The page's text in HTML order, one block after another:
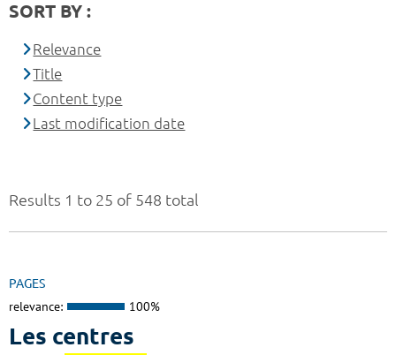
Results 1 to 25 of 548 total
PAGES
relevance: 100%
Les centres
SORT BY :
Relevance
Title
Content type
Last modification date